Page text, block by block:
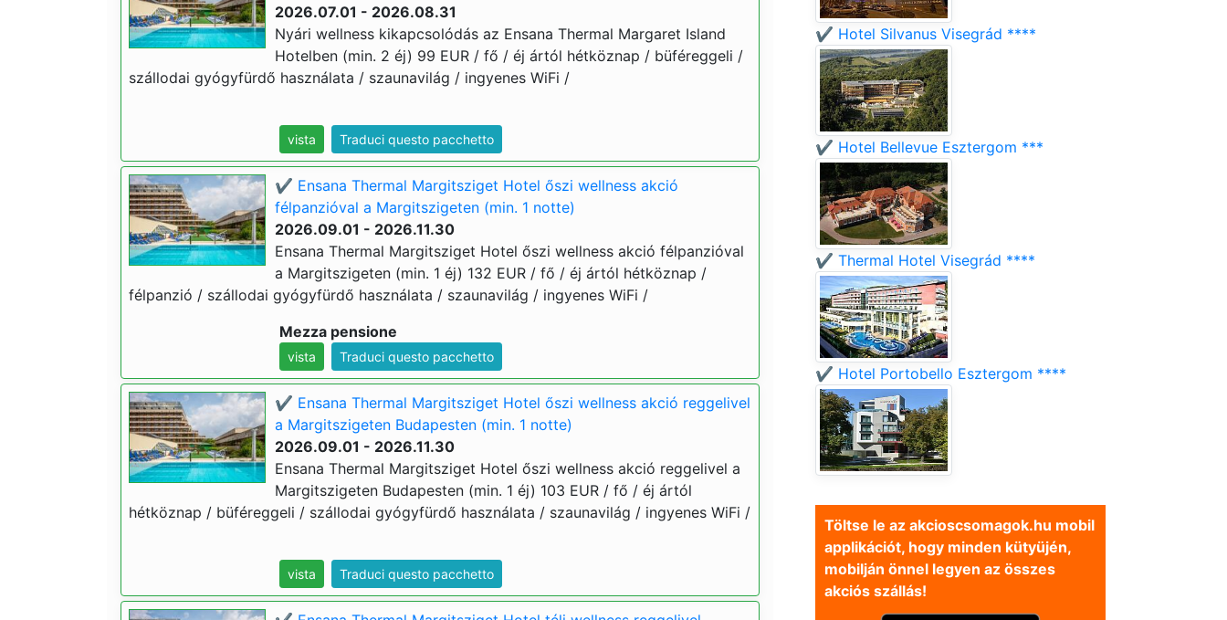
2026.07.01 - 2026.08.31
Nyári wellness kikapcsolódás az Ensana Thermal Margaret Island
Hotelben (min. 2 éj) 99 EUR / fő / éj ártól hétköznap / büféreggeli /
szállodai gyógyfürdő használata / szaunavilág / ingyenes WiFi /
vista Traduci questo pacchetto
✔️ Ensana Thermal Margitsziget Hotel őszi wellness akció
félpanzióval a Margitszigeten (min. 1 notte)
2026.09.01 - 2026.11.30
Ensana Thermal Margitsziget Hotel őszi wellness akció félpanzióval
a Margitszigeten (min. 1 éj) 132 EUR / fő / éj ártól hétköznap /
félpanzió / szállodai gyógyfürdő használata / szaunavilág / ingyenes WiFi /
Mezza pensione
vista Traduci questo pacchetto
✔️ Ensana Thermal Margitsziget Hotel őszi wellness akció reggelivel
a Margitszigeten Budapesten (min. 1 notte)
2026.09.01 - 2026.11.30
Ensana Thermal Margitsziget Hotel őszi wellness akció reggelivel a
Margitszigeten Budapesten (min. 1 éj) 103 EUR / fő / éj ártól
hétköznap / büféreggeli / szállodai gyógyfürdő használata / szaunavilág / ingyenes WiFi /
vista Traduci questo pacchetto
✔️ Hotel Silvanus Visegrád ****
✔️ Hotel Bellevue Esztergom ***
✔️ Thermal Hotel Visegrád ****
✔️ Hotel Portobello Esztergom ****
Töltse le az akcioscsomagok.hu mobil
applikációt, hogy minden kütyüjén,
mobilján önnel legyen az összes
akciós szállás!